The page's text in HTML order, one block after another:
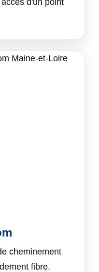
d'un point
cheminement
fibre.